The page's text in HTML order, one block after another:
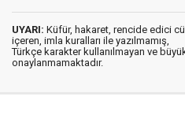
UYARI: Küfür, hakaret, rencide edici
içeren, imla kuralları ile yazılmamış,
Türkçe karakter kullanılmayan ve
onaylanmamaktadır.